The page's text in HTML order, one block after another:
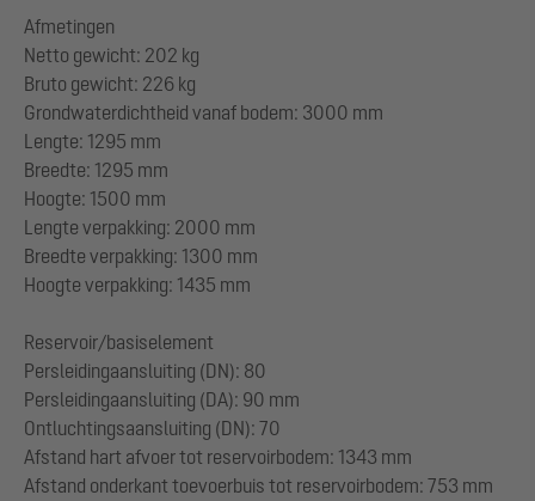
Afmetingen
Netto gewicht: 202 kg
Bruto gewicht: 226 kg
Grondwaterdichtheid vanaf bodem: 3000 mm
Lengte: 1295 mm
Breedte: 1295 mm
Hoogte: 1500 mm
Lengte verpakking: 2000 mm
Breedte verpakking: 1300 mm
Hoogte verpakking: 1435 mm
Reservoir/basiselement
Persleidingaansluiting (DN): 80
Persleidingaansluiting (DA): 90 mm
Ontluchtingsaansluiting (DN): 70
Afstand hart afvoer tot reservoirbodem: 1343 mm
Afstand onderkant toevoerbuis tot reservoirbodem: 753 mm